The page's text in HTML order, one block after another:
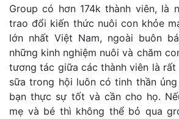
Group có hơn 174k thành viên, là
trao đổi kiến thức nuôi con khỏe
lớn nhất Việt Nam, ngoài buôn
những kinh nghiệm nuôi và chăm
tương tác giữa các thành viên là
sữa trong hội luôn có tinh thần
bạn thực sự tốt và cần cho họ.
mẹ và bé thì không thể bỏ qua